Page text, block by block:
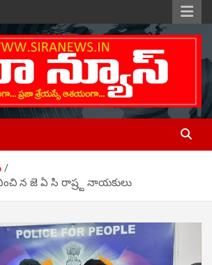
న జె ఏ సి రాష్ర్ట నాయకులు